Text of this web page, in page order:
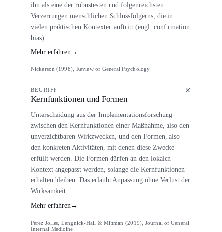
ihn als eine der robustesten und folgenreichsten
Verzerrungen menschlichen Schlussfolgerns, die in
vielen praktischen Kontexten auftritt (engl. confirmation
bias).
Mehr erfahren→
Nickerson (1998), Review of General Psychology
BEGRIFF
Kernfunktionen und Formen
Unterscheidung aus der Implementationsforschung
zwischen den Kernfunktionen einer Maßnahme, also den
unverzichtbaren Wirkzwecken, und den Formen, also
den konkreten Aktivitäten, mit denen diese Zwecke
erfüllt werden. Die Formen dürfen an den lokalen
Kontext angepasst werden, solange die Kernfunktionen
erhalten bleiben. Das erlaubt Anpassung ohne Verlust der
Wirksamkeit.
Mehr erfahren →
Perez Jolles, Lengnick-Hall & Mittman (2019), Journal of General
Internal Medicine